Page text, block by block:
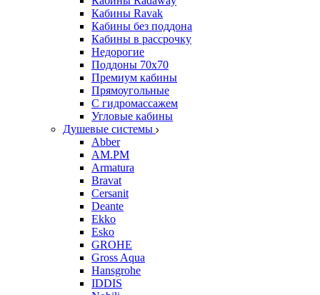
Кабины Ravak
Кабины без поддона
Кабины в рассрочку
Недорогие
Поддоны 70x70
Премиум кабины
Прямоугольные
С гидромассажем
Угловые кабины
Душевые системы
Abber
AM.PM
Armatura
Bravat
Cersanit
Deante
Ekko
Esko
GROHE
Gross Aqua
Hansgrohe
IDDIS